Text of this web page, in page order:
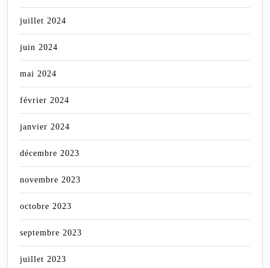
juillet 2024
juin 2024
mai 2024
février 2024
janvier 2024
décembre 2023
novembre 2023
octobre 2023
septembre 2023
juillet 2023